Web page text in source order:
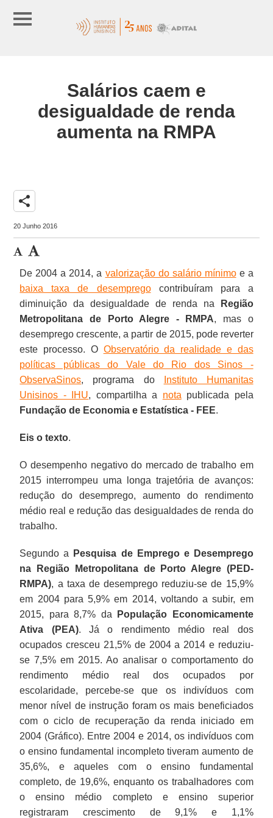
Salários caem e
desigualdade de renda
aumenta na RMPA
share
20 Junho 2016
De 2004 a 2014, a valorização do salário mínimoe a
baixa taxa de desempregocontribuíram para a
diminuição da desigualdade de renda na
Região
Metropolitana de Porto Alegre - RMPA, mas o
desemprego crescente, a partir de 2015, pode reverter
este processo. O Observatório da realidade e das
políticas públicas do Vale do Rio dos Sinos -
ObservaSinos, programa do
Instituto Humanitas
Unisinos - IHU, compartilha a nota publicada pela
Fundação de Economia e Estatística - FEE.
Eis o texto.
O desempenho negativo do mercado de trabalho em
2015 interrompeu uma longa trajetória de avanços:
redução do desemprego, aumento do rendimento
médio real e redução das desigualdades de renda do
trabalho.
Segundo a
Pesquisa de Emprego e Desemprego
na Região Metropolitana de Porto Alegre (PED-
RMPA), a taxa de desemprego reduziu-se de 15,9%
em 2004 para 5,9% em 2014, voltando a subir, em
2015, para 8,7% da
População Economicamente
Ativa (PEA). Já o rendimento médio real dos
ocupados cresceu 21,5% de 2004 a 2014 e reduziu-
se 7,5% em 2015. Ao analisar o comportamento do
rendimento médio real dos ocupados por
escolaridade, percebe-se que os indivíduos com
menor nível de instrução foram os mais beneficiados
com o ciclo de recuperação da renda iniciado em
2004 (Gráfico). Entre 2004 e 2014, os indivíduos com
o ensino fundamental incompleto tiveram aumento de
35,6%, e aqueles com o ensino fundamental
completo, de 19,6%, enquanto os trabalhadores com
o ensino médio completo e ensino superior
registraram crescimento de 9,1% e 1,1%